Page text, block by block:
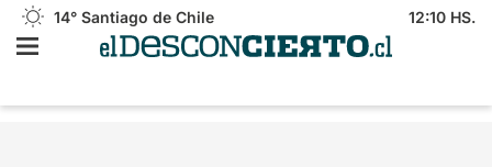
14° Santiago de Chile 12:10 HS.